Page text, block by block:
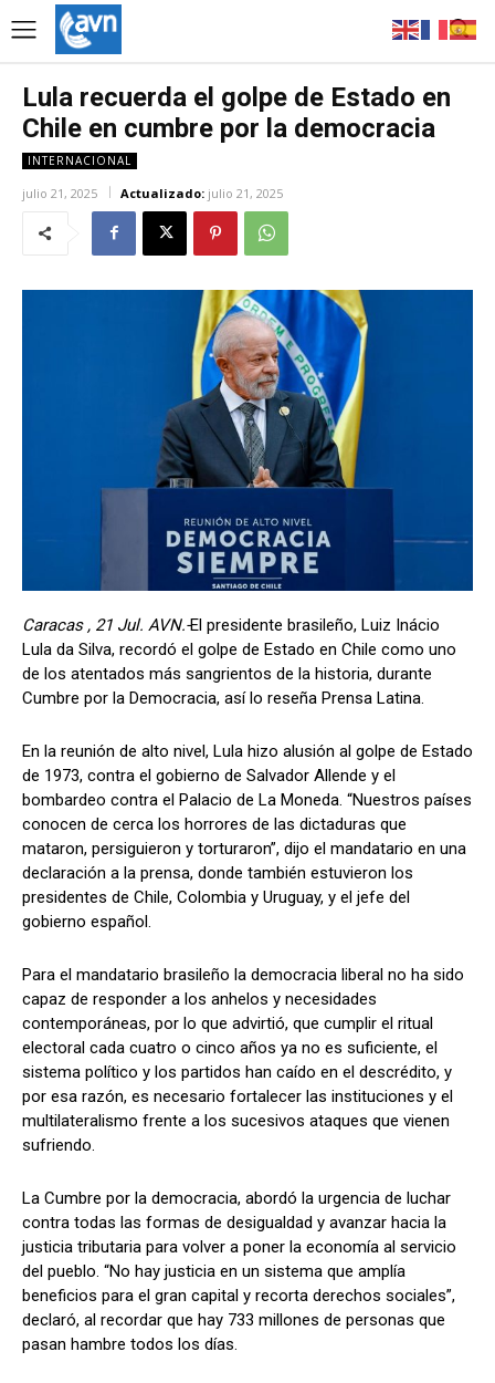
Lula recuerda el golpe de Estado en
Chile en cumbre por la democracia
INTERNACIONAL
julio 21, 2025 Actualizado: julio 21, 2025
Caracas , 21 Jul. AVN.-El presidente brasileño, Luiz Inácio
Lula da Silva, recordó el golpe de Estado en Chile como uno
de los atentados más sangrientos de la historia, durante
Cumbre por la Democracia, así lo reseña Prensa Latina.
En la reunión de alto nivel, Lula hizo alusión al golpe de Estado
de 1973, contra el gobierno de Salvador Allende y el
bombardeo contra el Palacio de La Moneda. “Nuestros países
conocen de cerca los horrores de las dictaduras que
mataron, persiguieron y torturaron”, dijo el mandatario en una
declaración a la prensa, donde también estuvieron los
presidentes de Chile, Colombia y Uruguay, y el jefe del
gobierno español.
Para el mandatario brasileño la democracia liberal no ha sido
capaz de responder a los anhelos y necesidades
contemporáneas, por lo que advirtió, que cumplir el ritual
electoral cada cuatro o cinco años ya no es suficiente, el
sistema político y los partidos han caído en el descrédito, y
por esa razón, es necesario fortalecer las instituciones y el
multilateralismo frente a los sucesivos ataques que vienen
sufriendo.
La Cumbre por la democracia, abordó la urgencia de luchar
contra todas las formas de desigualdad y avanzar hacia la
justicia tributaria para volver a poner la economía al servicio
del pueblo. “No hay justicia en un sistema que amplía
beneficios para el gran capital y recorta derechos sociales”,
declaró, al recordar que hay 733 millones de personas que
pasan hambre todos los días.